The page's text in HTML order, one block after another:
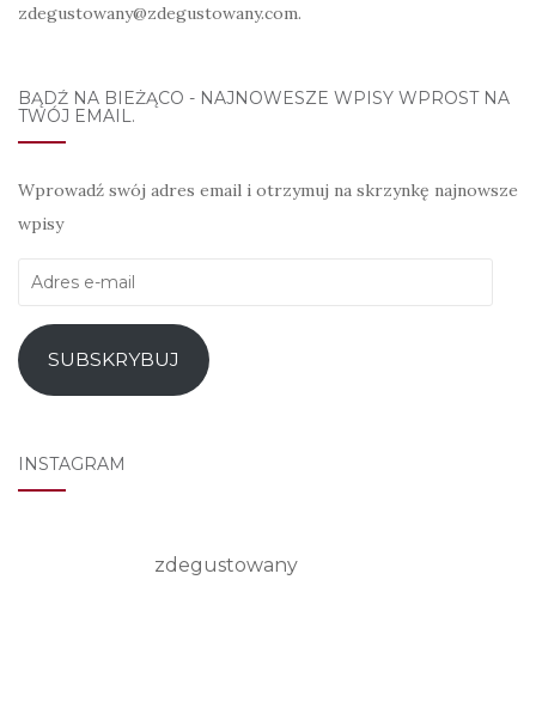
zdegustowany@zdegustowany.com.
BĄDŹ NA BIEŻĄCO - NAJNOWESZE WPISY WPROST NA
TWÓJ EMAIL.
Wprowadź swój adres email i otrzymuj na skrzynkę najnowsze
wpisy
Adres
mail
SUBSKRYBUJ
INSTAGRAM
zdegustowany